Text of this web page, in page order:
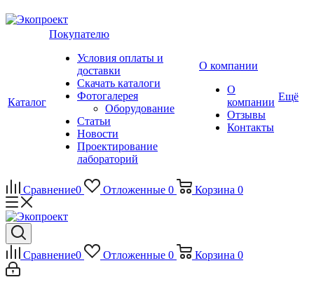
Каталог
Покупателю
Условия оплаты и
доставки
Скачать каталоги
Фотогалерея
Оборудование
Статьи
Новости
Проектирование
лабораторий
О компании
О
компании
Отзывы
Контакты
Ещё
Сравнение0 Отложенные 0 Корзина 0
Сравнение0 Отложенные 0 Корзина 0